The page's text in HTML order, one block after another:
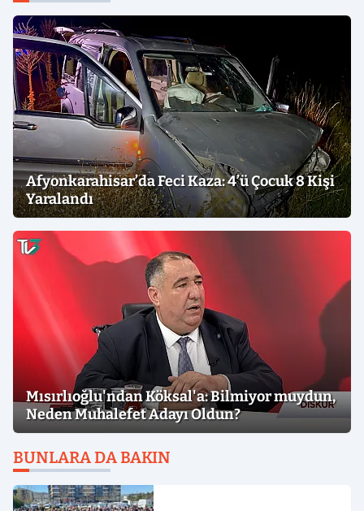
Afyonkarahisar’da Feci Kaza: 4’ü Çocuk 8 Kişi
Yaralandı
Mısırlıoğlu'ndan Köksal'a: Bilmiyor muydun,
Neden Muhalefet Adayı Oldun?
BUNLARA DA BAKIN